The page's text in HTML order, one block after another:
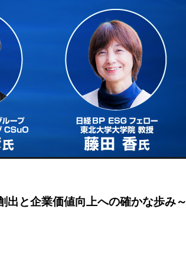
出と企業価値向上への確かな歩み～